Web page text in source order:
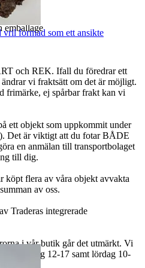
emballage
och REK. Ifall du föredrar ett
vi fraktsätt om det är möjligt.
frimärke, ej spårbar frakt kan vi
ett objekt som uppkommit under
Det är viktigt att du fotar BÅDE
en anmälan till transportbolaget
till dig.
köpt flera av våra objekt avvakta
av oss.
Traderas integrerade
i vår butik går det utmärkt. Vi
och fredag 12-17 samt lördag 10-
formad som ett ansikte